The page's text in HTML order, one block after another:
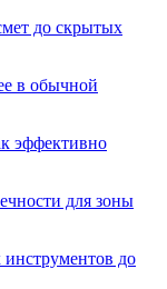
до скрытых
в обычной
эффективно
для зоны
до